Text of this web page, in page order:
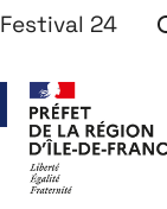
Festival 24